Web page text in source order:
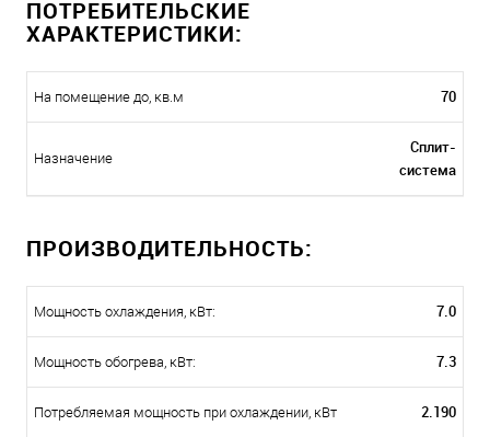
ПОТРЕБИТЕЛЬСКИЕ
ХАРАКТЕРИСТИКИ:
На помещение до, кв.м 70
Назначение
Сплит-
система
ПРОИЗВОДИТЕЛЬНОСТЬ:
Мощность охлаждения, кВт: 7.0
Мощность обогрева, кВт: 7.3
Потребляемая мощность при охлаждении, кВт 2.190